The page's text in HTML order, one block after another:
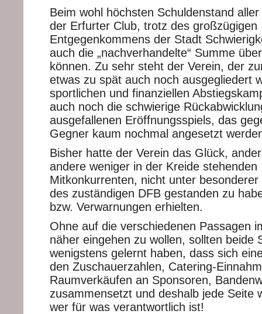
Beim wohl höchsten Schuldenstand
der Erfurter Club, trotz des großzügigen
Entgegenkommens der Stadt
auch die „nachverhandelte“ Summe
können. Zu sehr steht der Verein, der
etwas zu spät auch noch ausgegliedert
sportlichen und finanziellen
auch noch die schwierige
ausgefallenen Eröffnungsspiels, das
Gegner kaum nochmal angesetzt
Bisher hatte der Verein das Glück,
andere weniger in der Kreide stehenden
Mitkonkurrenten, nicht unter besonderer
des zuständigen DFB gestanden zu
bzw. Verwarnungen erhielten.
Ohne auf die verschiedenen Passagen
näher eingehen zu wollen, sollten beide
wenigstens gelernt haben, dass sich
den Zuschauerzahlen, Catering-
Raumverkäufen an Sponsoren,
zusammensetzt und deshalb jede Seite
wer für was verantwortlich ist!